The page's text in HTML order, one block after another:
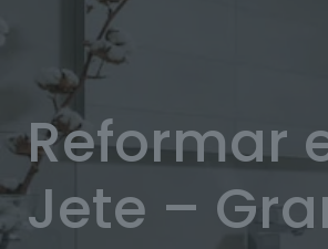
Reformar
Jete –